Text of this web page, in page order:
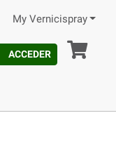
My Vernicispray
ACCEDER